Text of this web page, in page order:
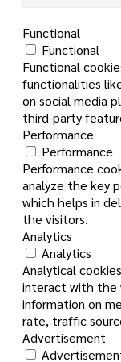
Functional
Functional
Functional
functionalities
on social media
third-party
Performance
Performance
Performance
analyze the key
which helps in
the visitors.
Analytics
Analytics
Analytical
interact with the
information on
rate, traffic
Advertisement